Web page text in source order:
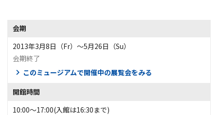
会期
2013年3月8日（Fr）〜5月26日（Su）
会期終了
このミュージアムで開催中の展覧会をみる
開館時間
10:00～17:00(入館は16:30まで)